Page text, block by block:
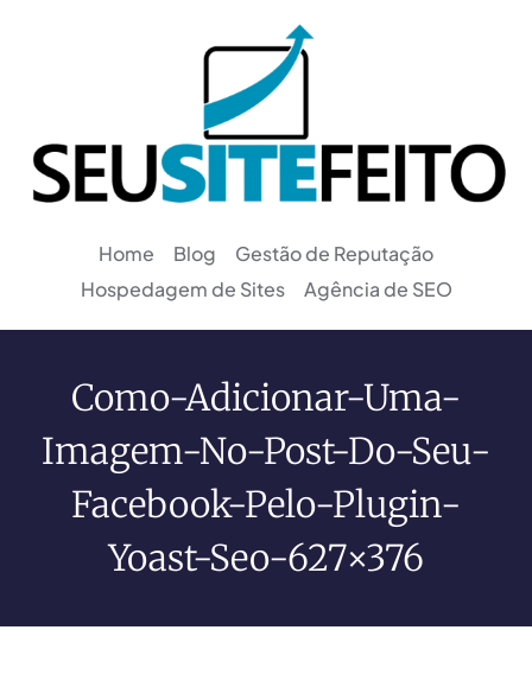
Home Blog
Gestão de Reputação
Hospedagem de Sites
Agência de SEO
Como-Adicionar-Uma-
Imagem-No-Post-Do-Seu-
Facebook-Pelo-Plugin-
Yoast-Seo-627×376